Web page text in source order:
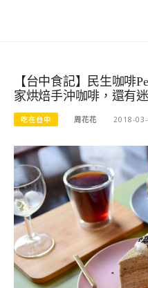
【台中食記】民生咖啡
家烘焙手沖咖啡，還有
吃在台中 周花花 2018-